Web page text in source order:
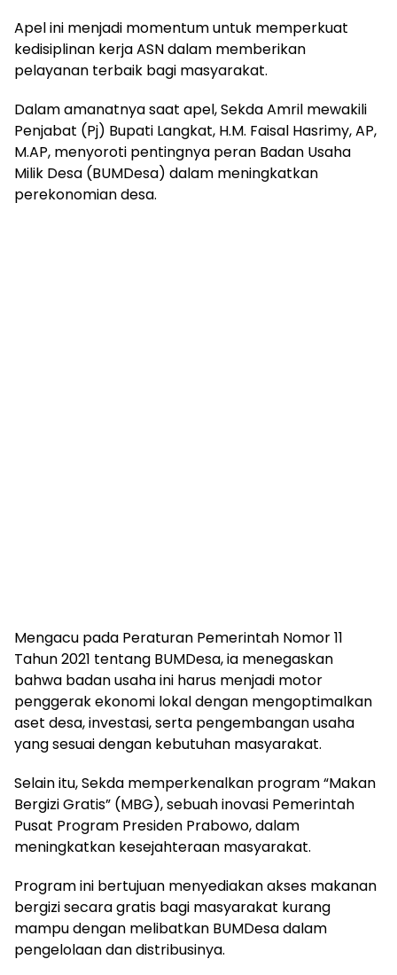
Apel ini menjadi momentum untuk memperkuat
kedisiplinan kerja ASN dalam memberikan
pelayanan terbaik bagi masyarakat.
Dalam amanatnya saat apel, Sekda Amril mewakili
Penjabat (Pj) Bupati Langkat, H.M. Faisal Hasrimy, AP,
M.AP, menyoroti pentingnya peran Badan Usaha
Milik Desa (BUMDesa) dalam meningkatkan
perekonomian desa.
Mengacu pada Peraturan Pemerintah Nomor 11
Tahun 2021 tentang BUMDesa, ia menegaskan
bahwa badan usaha ini harus menjadi motor
penggerak ekonomi lokal dengan mengoptimalkan
aset desa, investasi, serta pengembangan usaha
yang sesuai dengan kebutuhan masyarakat.
Selain itu, Sekda memperkenalkan program “Makan
Bergizi Gratis” (MBG), sebuah inovasi Pemerintah
Pusat Program Presiden Prabowo, dalam
meningkatkan kesejahteraan masyarakat.
Program ini bertujuan menyediakan akses makanan
bergizi secara gratis bagi masyarakat kurang
mampu dengan melibatkan BUMDesa dalam
pengelolaan dan distribusinya.